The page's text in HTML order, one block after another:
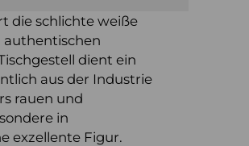
die schlichte weiße
authentischen
dient ein
aus der Industrie
rauen und
in
exzellente Figur.